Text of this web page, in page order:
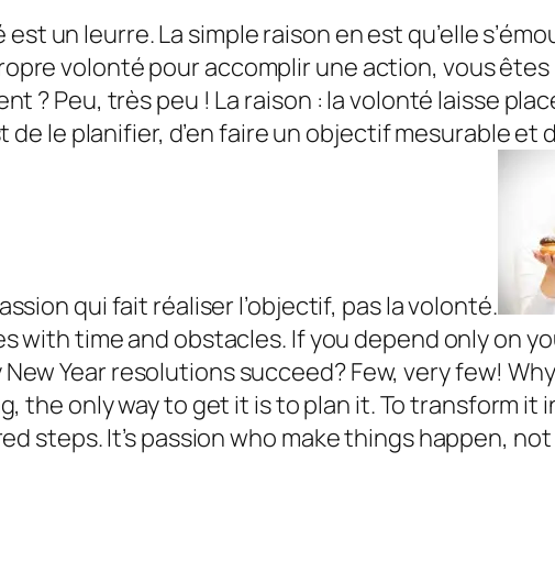
un leurre. La simple raison en est qu’elle
volonté pour accomplir une action, vous
? Peu, très peu ! La raison : la volonté laisse
de le planifier, d’en faire un objectif mesurable et
qui fait réaliser l’objectif, pas la volonté.
with time and obstacles. If you depend only on
Year resolutions succeed? Few, very few!
the only way to get it is to plan it. To transform it
steps. It’s passion who make things happen,